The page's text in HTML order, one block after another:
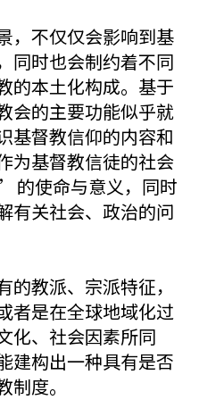
，不仅仅会影响到基
同时也会制约着不同
的本土化构成。基于
会的主要功能似乎就
基督教信仰的内容和
为基督教信徒的社会
的使命与意义，同时
有关社会、政治的问
教派、宗派特征，
者是在全球地域化过
化、社会因素所同
建构出一种具有是否
度。